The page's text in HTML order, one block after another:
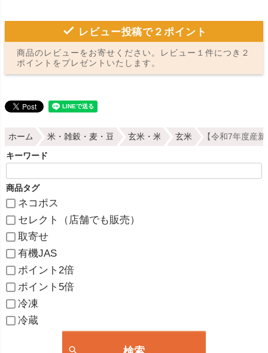
レビュー投稿で２ポイント
商品のレビューをお寄せください。レビュー１件につき２
ポイントをプレゼントいたします。
ホーム 米・雑穀・麦・豆 玄米・米 玄米 【令和7年度産
キーワード
商品タグ
ネコポス
セレクト（店舗でも販売）
取寄せ
有機JAS
ポイント2倍
ポイント5倍
冷凍
冷蔵